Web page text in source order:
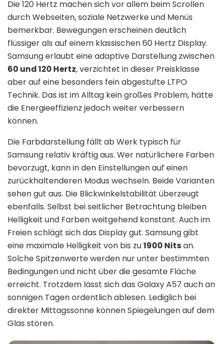
Die 120 Hertz machen sich vor allem beim Scrollen
durch Webseiten, soziale Netzwerke und Menüs
bemerkbar. Bewegungen erscheinen deutlich
flüssiger als auf einem klassischen 60 Hertz Display.
Samsung erlaubt eine adaptive Darstellung zwischen
60 und 120 Hertz, verzichtet in dieser Preisklasse
aber auf eine besonders fein abgestufte LTPO
Technik. Das ist im Alltag kein großes Problem, hätte
die Energieeffizienz jedoch weiter verbessern
können.
Die Farbdarstellung fällt ab Werk typisch für
Samsung relativ kräftig aus. Wer natürlichere Farben
bevorzugt, kann in den Einstellungen auf einen
zurückhaltenderen Modus wechseln. Beide Varianten
sehen gut aus. Die Blickwinkelstabilität überzeugt
ebenfalls. Selbst bei seitlicher Betrachtung bleiben
Helligkeit und Farben weitgehend konstant. Auch im
Freien schlägt sich das Display gut. Samsung gibt
eine maximale Helligkeit von bis zu1900 Nitsan.
Solche Spitzenwerte werden nur unter bestimmten
Bedingungen und nicht über die gesamte Fläche
erreicht. Trotzdem lässt sich das Galaxy A57 auch an
sonnigen Tagen ordentlich ablesen. Lediglich bei
direkter Mittagssonne können Spiegelungen auf dem
Glas stören.